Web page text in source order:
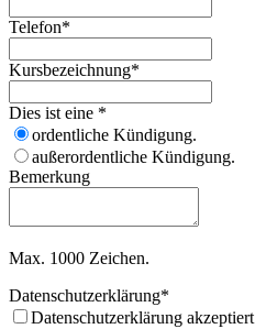
Telefon*
Kursbezeichnung*
Dies ist eine *
ordentliche Kündigung.
außerordentliche Kündigung.
Bemerkung
Max. 1000 Zeichen.
Datenschutzerklärung*
Datenschutzerklärung akzeptiert